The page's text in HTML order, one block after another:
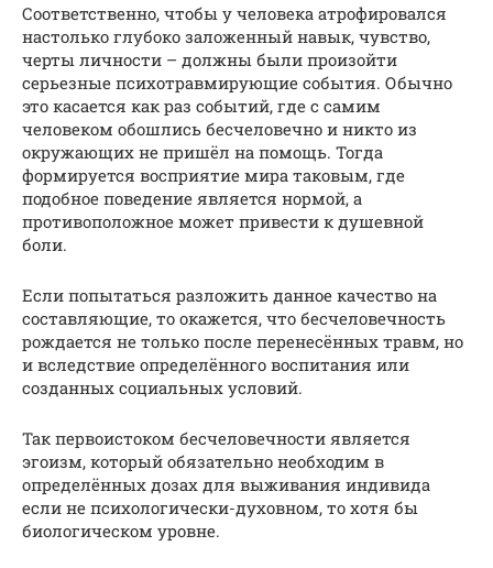
Соответственно, чтобы у человека атрофировался
настолько глубоко заложенный навык, чувство,
черты личности – должны были произойти
серьезные психотравмирующие события. Обычно
это касается как раз событий, где с самим
человеком обошлись бесчеловечно и никто из
окружающих не пришёл на помощь. Тогда
формируется восприятие мира таковым, где
подобное поведение является нормой, а
противоположное может привести к душевной
боли.
Если попытаться разложить данное качество на
составляющие, то окажется, что бесчеловечность
рождается не только после перенесённых травм, но
и вследствие определённого воспитания или
созданных социальных условий.
Так первоистоком бесчеловечности является
эгоизм, который обязательно необходим в
определённых дозах для выживания индивида
если не психологически-духовном, то хотя бы
биологическом уровне.